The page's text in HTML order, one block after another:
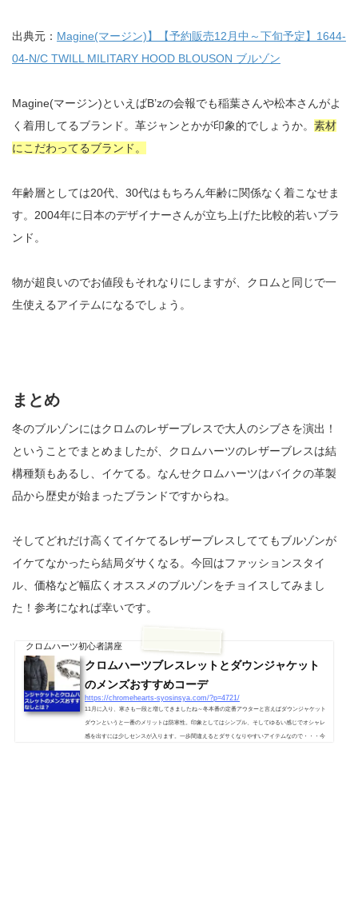
出典元： Magine(マージン)】【予約販売12月中～下旬予定】1644-
04-N/C TWILL MILITARY HOOD BLOUSON ブルゾン
Magine(マージン)といえばB’zの会報でも稲葉さんや松本さんがよ
く着用してるブランド。革ジャンとかが印象的でしょうか。 素材
にこだわってるブランド。
年齢層としては20代、30代はもちろん年齢に関係なく着こなせま
す。2004年に日本のデザイナーさんが立ち上げた比較的若いブラ
ンド。
物が超良いのでお値段もそれなりにしますが、クロムと同じで一
生使えるアイテムになるでしょう。
まとめ
冬のブルゾンにはクロムのレザーブレスで大人のシブさを演出！
ということでまとめましたが、クロムハーツのレザーブレスは結
構種類もあるし、イケてる。なんせクロムハーツはバイクの革製
品から歴史が始まったブランドですからね。
そしてどれだけ高くてイケてるレザーブレスしててもブルゾンが
イケてなかったら結局ダサくなる。今回はファッションスタイ
ル、価格など幅広くオススメのブルゾンをチョイスしてみまし
た！参考になれば幸いです。
クロムハーツ初心者講座
クロムハーツブレスレットとダウンジャケット
のメンズおすすめコーデ
https://chromehearts-syosinsya.com/?p=4721/
11月に入り、寒さも一段と増してきましたね～冬本番の定番アウターと言えばダウンジャケット
ダウンというと一番のメリットは防寒性。印象としてはシンプル、そしてゆるい感じでオシャレ
感を出すには少しセンスが入ります。一歩間違えるとダサくなりやすいアイテムなので・・・今